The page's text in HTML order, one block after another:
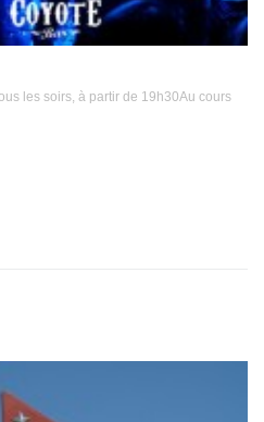
les soirs, à partir de 19h30Au cours